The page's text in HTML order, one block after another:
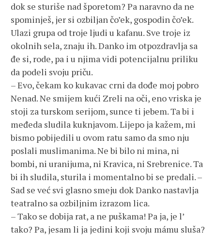
dok se sturiše nad šporetom? Pa naravno da ne
spominješ, jer si ozbiljan čo’ek, gospodin čo’ek.
Ulazi grupa od troje ljudi u kafanu. Sve troje iz
okolnih sela, znaju ih. Danko im otpozdravlja sa
đe si, rode, pa i u njima vidi potencijalnu priliku
da podeli svoju priču.
– Evo, čekam ko kukavac crni da dođe moj pobro
Nenad. Ne smijem kući Zreli na oči, eno vriska je
stoji za turskom serijom, sunce ti jebem. Ta bi i
međeda sludila kuknjavom. Lijepo ja kažem, mi
bismo pobijedili u ovom ratu samo da smo nju
poslali muslimanima. Ne bi bilo ni mina, ni
bombi, ni uranijuma, ni Kravica, ni Srebrenice. Ta
bi ih sludila, sturila i momentalno bi se predali. –
Sad se već svi glasno smeju dok Danko nastavlja
teatralno sa ozbiljnim izrazom lica.
– Tako se dobija rat, a ne puškama! Pa ja, je l’
tako? Pa, jesam li ja jedini koji svoju mámu sluša?